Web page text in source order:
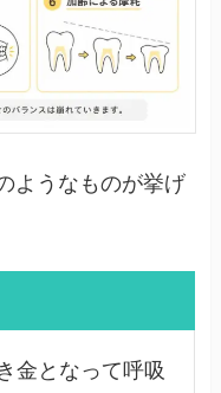
ようなものが挙げ
金となって呼吸